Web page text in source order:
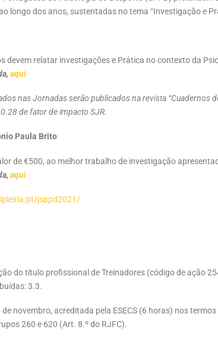
longo dos anos, sustentadas no tema “Investigação e
devem relatar investigações e Prática no contexto da
aqui
nas Jornadas serão publicados na revista “Cuadernos
de fator de impacto SJR.
Paula Brito
de €500, ao melhor trabalho de investigação
aqui
jsppd2021/
do título profissional de Treinadores (código de ação
3.3.
novembro, acreditada pela ESECS (6 horas) nos
260 e 620 (Art. 8.º do RJFC).